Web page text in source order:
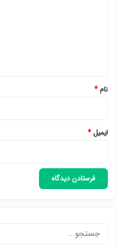
نام*
ایمیل*